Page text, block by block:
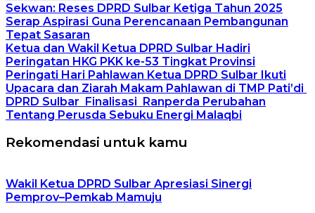
Sekwan: Reses DPRD Sulbar Ketiga Tahun 2025
Serap Aspirasi Guna Perencanaan Pembangunan
Tepat Sasaran
Ketua dan Wakil Ketua DPRD Sulbar Hadiri
Peringatan HKG PKK ke-53 Tingkat Provinsi
Peringati Hari Pahlawan Ketua DPRD Sulbar Ikuti
Upacara dan Ziarah Makam Pahlawan di TMP Pati’di
DPRD Sulbar Finalisasi Ranperda Perubahan
Tentang Perusda Sebuku Energi Malaqbi
Rekomendasi untuk kamu
Wakil Ketua DPRD Sulbar Apresiasi Sinergi
Pemprov–Pemkab Mamuju